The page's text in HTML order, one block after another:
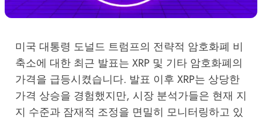
미국 대통령 도널드 트럼프의 전략적 암호화폐 비
축소에 대한 최근 발표는 XRP 및 기타 암호화폐의
가격을 급등시켰습니다. 발표 이후 XRP는 상당한
가격 상승을 경험했지만, 시장 분석가들은 현재 지
지 수준과 잠재적 조정을 면밀히 모니터링하고 있